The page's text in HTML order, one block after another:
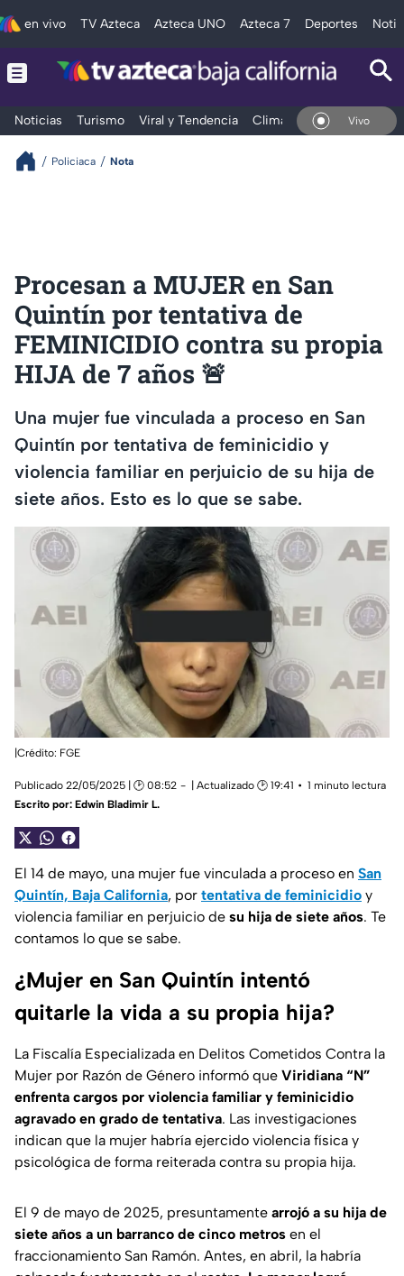
en vivo TV Azteca Azteca UNO Azteca 7 Deportes
Noticias Turismo Viral y Tendencia Clima Deportes
En Vivo
Policiaca Nota
Procesan a MUJER en San
Quintín por tentativa de
FEMINICIDIO contra su propia
HIJA de 7 años 🚨
Una mujer fue vinculada a proceso en San
Quintín por tentativa de feminicidio y
violencia familiar en perjuicio de su hija de
siete años. Esto es lo que se sabe.
|Crédito: FGE
Publicado 22/05/2025 | 🕑 08:52 | Actualizado 🕑 19:41
1 minuto lectura
Escrito por: Edwin Bladimir L.
El 14 de mayo, una mujer fue vinculada a proceso en San
Quintín, Baja California, por tentativa de feminicidio y
violencia familiar en perjuicio de su hija de siete años. Te
contamos lo que se sabe.
¿Mujer en San Quintín intentó
quitarle la vida a su propia hija?
La Fiscalía Especializada en Delitos Cometidos Contra la
Mujer por Razón de Género informó que Viridiana “N”
enfrenta cargos por violencia familiar y feminicidio
agravado en grado de tentativa. Las investigaciones
indican que la mujer habría ejercido violencia física y
psicológica de forma reiterada contra su propia hija.
El 9 de mayo de 2025, presuntamente arrojó a su hija de
siete años a un barranco de cinco metros en el
fraccionamiento San Ramón. Antes, en abril, la habría